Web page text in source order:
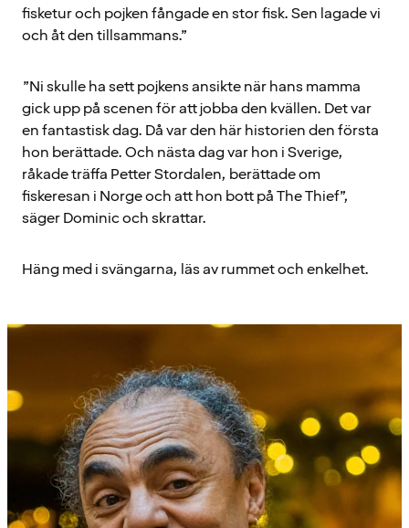
fisketur och pojken fångade en stor fisk. Sen lagade vi
och åt den tillsammans.”
”Ni skulle ha sett pojkens ansikte när hans mamma
gick upp på scenen för att jobba den kvällen. Det var
en fantastisk dag. Då var den här historien den första
hon berättade. Och nästa dag var hon i Sverige,
råkade träffa Petter Stordalen, berättade om
fiskeresan i Norge och att hon bott på The Thief”,
säger Dominic och skrattar.
Häng med i svängarna, läs av rummet och enkelhet.